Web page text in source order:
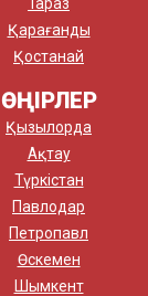
Қарағанды
Қостанай
ӨҢІРЛЕР
Қызылорда
Ақтау
Түркістан
Павлодар
Петропавл
Өскемен
Шымкент